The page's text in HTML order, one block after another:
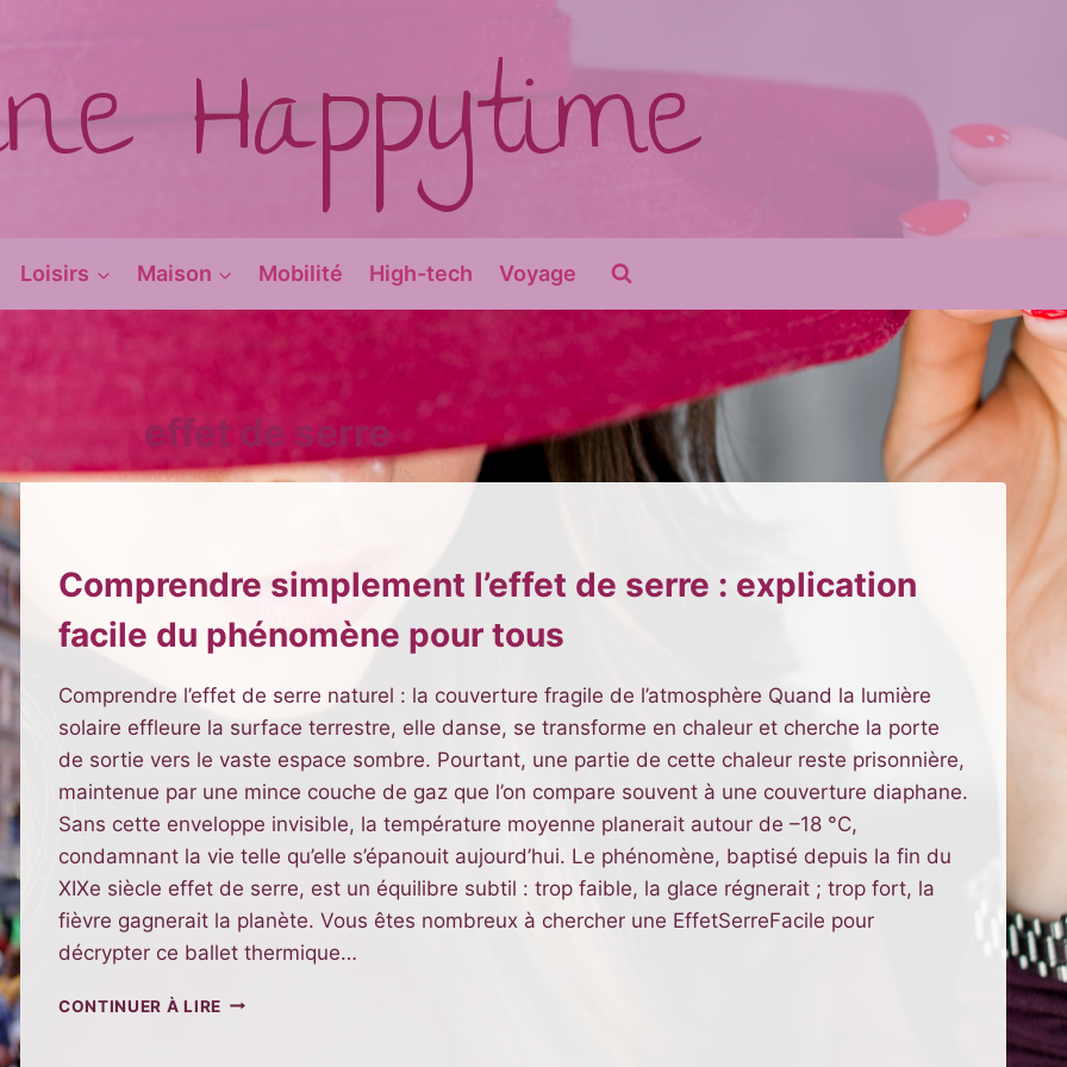
Happytime
Loisirs Maison Mobilité High-tech Voyage
effet de serre
Comprendre simplement l’effet de serre : explication
facile du phénomène pour tous
Comprendre l’effet de serre naturel : la couverture fragile de l’atmosphère Quand la lumière
solaire effleure la surface terrestre, elle danse, se transforme en chaleur et cherche la porte
de sortie vers le vaste espace sombre. Pourtant, une partie de cette chaleur reste prisonnière,
maintenue par une mince couche de gaz que l’on compare souvent à une couverture diaphane.
Sans cette enveloppe invisible, la température moyenne planerait autour de –18 °C,
condamnant la vie telle qu’elle s’épanouit aujourd’hui. Le phénomène, baptisé depuis la fin du
XIXe siècle effet de serre, est un équilibre subtil : trop faible, la glace régnerait ; trop fort, la
fièvre gagnerait la planète. Vous êtes nombreux à chercher une EffetSerreFacile pour
décrypter ce ballet thermique…
CONTINUER À LIRECOMPRENDRE